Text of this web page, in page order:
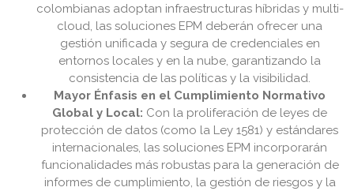
colombianas adoptan infraestructuras híbridas y multi-
cloud, las soluciones EPM deberán ofrecer una
gestión unificada y segura de credenciales en
entornos locales y en la nube, garantizando la
consistencia de las políticas y la visibilidad.
Mayor Énfasis en el Cumplimiento Normativo
Global y Local: Con la proliferación de leyes de
protección de datos (como la Ley 1581) y estándares
internacionales, las soluciones EPM incorporarán
funcionalidades más robustas para la generación de
informes de cumplimiento, la gestión de riesgos y la